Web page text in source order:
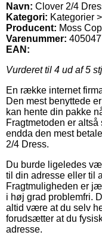
Navn: Clover 2/4
Kategori: Kategorier
Producent: Moss
Varenummer:
EAN:
Vurderet til 4 ud af 5
En række internet
Den mest benyttede
kan hente din pakke
Fragtmetoden er
endda den mest
2/4 Dress.
Du burde ligeledes
til din adresse eller til
Fragtmuligheden er
i høj grad problemfri.
altid være at du selv
forudsætter at du
adresse.